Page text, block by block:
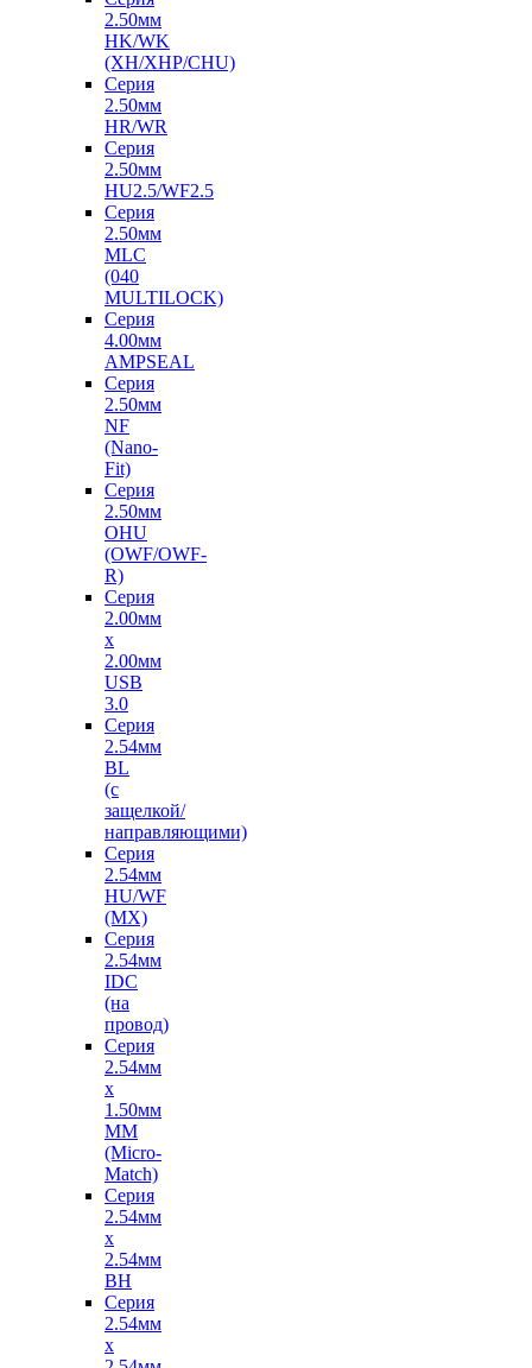
2.50мм
HK/WK
(XH/XHP/CHU)
Серия
2.50мм
HR/WR
Серия
2.50мм
HU2.5/WF2.5
Серия
2.50мм
MLC
(040
MULTILOCK)
Серия
4.00мм
AMPSEAL
Серия
2.50мм
NF
(Nano-
Fit)
Серия
2.50мм
OHU
(OWF/OWF-
R)
Серия
2.00мм
x
2.00мм
USB
3.0
Серия
2.54мм
BL
(с
защелкой/
направляющими)
Серия
2.54мм
HU/WF
(MX)
Серия
2.54мм
IDC
(на
провод)
Серия
2.54мм
х
1.50мм
MM
(Micro-
Match)
Серия
2.54мм
х
2.54мм
BH
Серия
2.54мм
х